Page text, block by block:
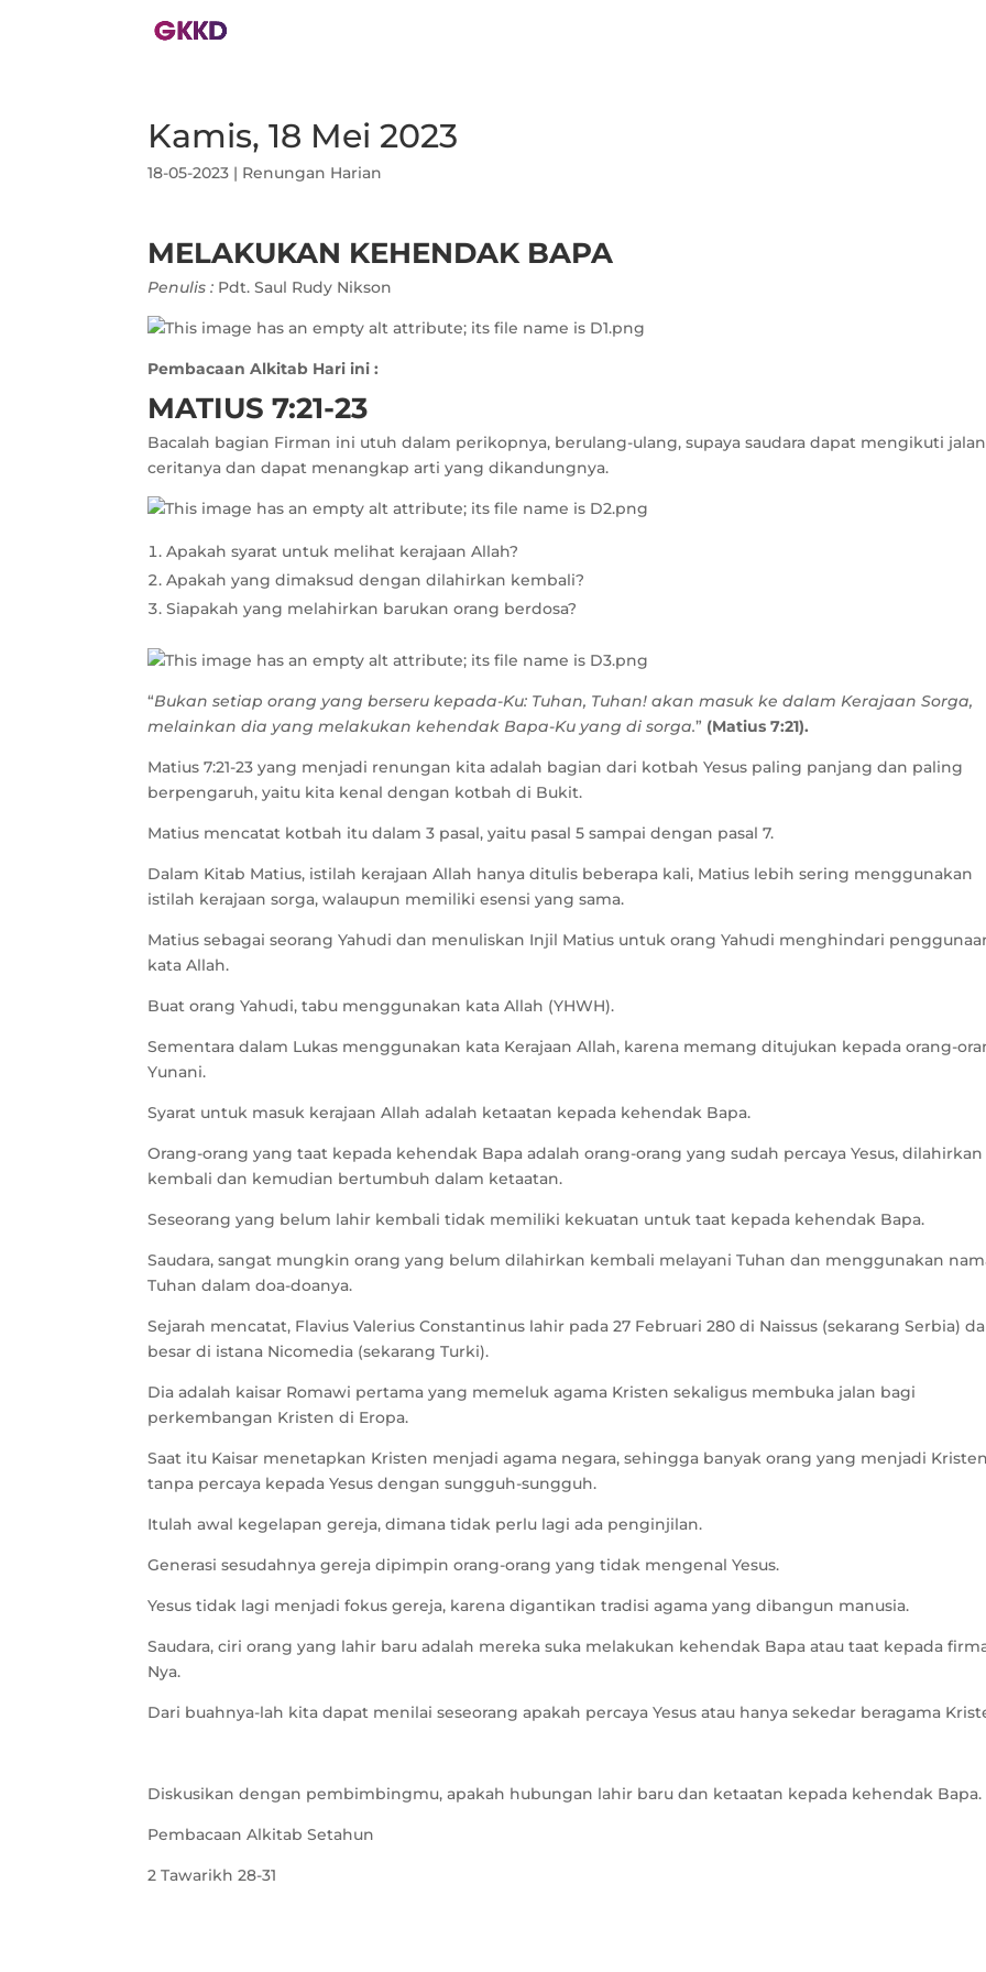
Kamis, 18 Mei 2023
18-05-2023 | Renungan Harian
MELAKUKAN KEHENDAK BAPA
Penulis : Pdt. Saul Rudy Nikson
Pembacaan Alkitab Hari ini :
MATIUS 7:21-23
Bacalah bagian Firman ini utuh dalam perikopnya, berulang-ulang, supaya saudara dapat mengikuti jalan
ceritanya dan dapat menangkap arti yang dikandungnya.
Apakah syarat untuk melihat kerajaan Allah?
Apakah yang dimaksud dengan dilahirkan kembali?
Siapakah yang melahirkan barukan orang berdosa?
“Bukan setiap orang yang berseru kepada-Ku: Tuhan, Tuhan! akan masuk ke dalam Kerajaan Sorga,
melainkan dia yang melakukan kehendak Bapa-Ku yang di sorga.” (Matius 7:21).
Matius 7:21-23 yang menjadi renungan kita adalah bagian dari kotbah Yesus paling panjang dan paling
berpengaruh, yaitu kita kenal dengan kotbah di Bukit.
Matius mencatat kotbah itu dalam 3 pasal, yaitu pasal 5 sampai dengan pasal 7.
Dalam Kitab Matius, istilah kerajaan Allah hanya ditulis beberapa kali, Matius lebih sering menggunakan
istilah kerajaan sorga, walaupun memiliki esensi yang sama.
Matius sebagai seorang Yahudi dan menuliskan Injil Matius untuk orang Yahudi menghindari
kata Allah.
Buat orang Yahudi, tabu menggunakan kata Allah (YHWH).
Sementara dalam Lukas menggunakan kata Kerajaan Allah, karena memang ditujukan kepada orang-
Yunani.
Syarat untuk masuk kerajaan Allah adalah ketaatan kepada kehendak Bapa.
Orang-orang yang taat kepada kehendak Bapa adalah orang-orang yang sudah percaya Yesus, dilahirkan
kembali dan kemudian bertumbuh dalam ketaatan.
Seseorang yang belum lahir kembali tidak memiliki kekuatan untuk taat kepada kehendak Bapa.
Saudara, sangat mungkin orang yang belum dilahirkan kembali melayani Tuhan dan menggunakan
Tuhan dalam doa-doanya.
Sejarah mencatat, Flavius Valerius Constantinus lahir pada 27 Februari 280 di Naissus (sekarang Serbia)
besar di istana Nicomedia (sekarang Turki).
Dia adalah kaisar Romawi pertama yang memeluk agama Kristen sekaligus membuka jalan bagi
perkembangan Kristen di Eropa.
Saat itu Kaisar menetapkan Kristen menjadi agama negara, sehingga banyak orang yang menjadi
tanpa percaya kepada Yesus dengan sungguh-sungguh.
Itulah awal kegelapan gereja, dimana tidak perlu lagi ada penginjilan.
Generasi sesudahnya gereja dipimpin orang-orang yang tidak mengenal Yesus.
Yesus tidak lagi menjadi fokus gereja, karena digantikan tradisi agama yang dibangun manusia.
Saudara, ciri orang yang lahir baru adalah mereka suka melakukan kehendak Bapa atau taat kepada
Nya.
Dari buahnya-lah kita dapat menilai seseorang apakah percaya Yesus atau hanya sekedar beragama
Diskusikan dengan pembimbingmu, apakah hubungan lahir baru dan ketaatan kepada kehendak Bapa.
Pembacaan Alkitab Setahun
2 Tawarikh 28-31